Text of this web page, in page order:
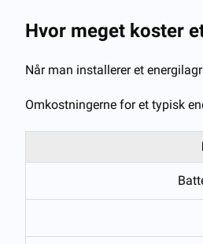
Hvor meget koster
Når man installerer et
Omkostningerne for et typisk